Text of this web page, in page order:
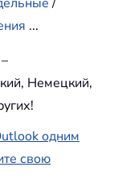
...
Немецкий,
одним
свою